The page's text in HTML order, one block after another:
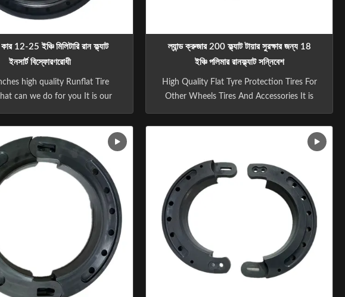
কার 12-25 ইঞ্চি মিলিটারি রান ফ্ল্যাট
ইনসার্ট বিস্ফোরণরোধী
high quality Runflat Tire
can we do for you It is our
Avoid all safety accidents. The
guarantee the driving safety
in the first time after the tire
ensure that the driver has
ল্যান্ড ক্রুজার 200 ফ্ল্যাট টায়ার সুরক্ষার জন্য 18
ইঞ্চি পলিমার রানফ্ল্যাট সন্নিবেশ
High Quality Flat Tyre Protection Tires For
Other Wheels Tires And Accessories It is
driving safety and Avoid all safety
accidents. The product will guarantee the
driving safety of the driver in the first time
after the tire burst, to ensure that the
driver has ...